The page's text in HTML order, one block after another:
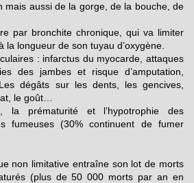
mais aussi de la gorge, de la bouche, de
par bronchite chronique, qui va limiter
la longueur de son tuyau d’oxygène.
: infarctus du myocarde, attaques
des jambes et risque d’amputation,
dégâts sur les dents, les gencives,
le goût…
la prématurité et l’hypotrophie des
fumeuses (30% continuent de fumer
non limitative entraîne son lot de morts
(plus de 50 000 morts par an en